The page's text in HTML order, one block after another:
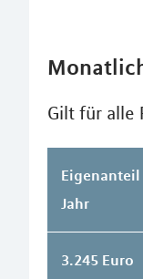
Gilt für alle
Jahr
3.245 Euro